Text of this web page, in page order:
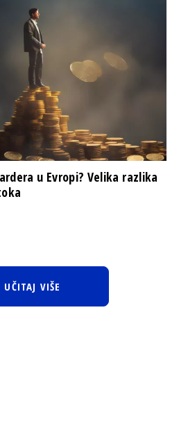
u Evropi? Velika razlika
UČITAJ VIŠE